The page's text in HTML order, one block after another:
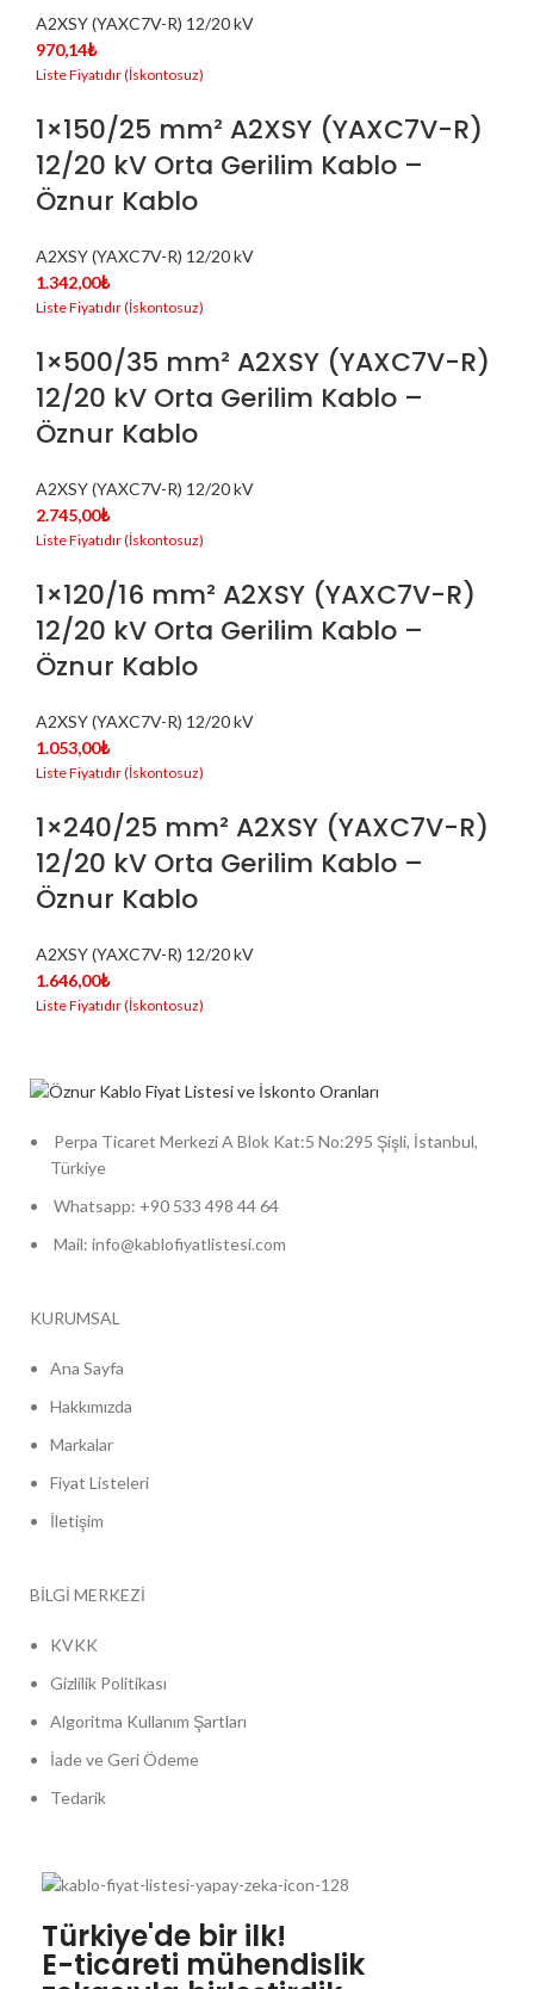
A2XSY (YAXC7V-R) 12/20 kV
970,14₺
1×150/25 mm² A2XSY (YAXC7V-R)
12/20 kV Orta Gerilim Kablo –
Öznur Kablo
A2XSY (YAXC7V-R) 12/20 kV
1.342,00₺
1×500/35 mm² A2XSY (YAXC7V-R)
12/20 kV Orta Gerilim Kablo –
Öznur Kablo
A2XSY (YAXC7V-R) 12/20 kV
2.745,00₺
1×120/16 mm² A2XSY (YAXC7V-R)
12/20 kV Orta Gerilim Kablo –
Öznur Kablo
A2XSY (YAXC7V-R) 12/20 kV
1.053,00₺
1×240/25 mm² A2XSY (YAXC7V-R)
12/20 kV Orta Gerilim Kablo –
Öznur Kablo
A2XSY (YAXC7V-R) 12/20 kV
1.646,00₺
Perpa Ticaret Merkezi A Blok Kat:5 No:295 Şişli, İstanbul,
Türkiye
Whatsapp: +90 533 498 44 64
Mail: info@kablofiyatlistesi.com
KURUMSAL
Ana Sayfa
Hakkımızda
Markalar
Fiyat Listeleri
İletişim
BİLGİ MERKEZİ
KVKK
Gizlilik Politikası
Algoritma Kullanım Şartları
İade ve Geri Ödeme
Tedarik
Türkiye'de bir ilk!
E-ticareti mühendislik